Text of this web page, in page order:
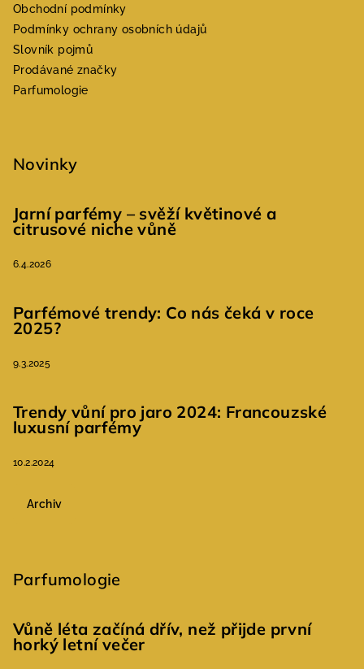
Obchodní podmínky
Podmínky ochrany osobních údajů
Slovník pojmů
Prodávané značky
Parfumologie
Novinky
Jarní parfémy – svěží květinové a
citrusové niche vůně
6.4.2026
Parfémové trendy: Co nás čeká v roce
2025?
9.3.2025
Trendy vůní pro jaro 2024: Francouzské
luxusní parfémy
10.2.2024
Archiv
Parfumologie
Vůně léta začíná dřív, než přijde první
horký letní večer